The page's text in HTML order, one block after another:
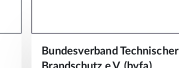
Bundesverband Technischer